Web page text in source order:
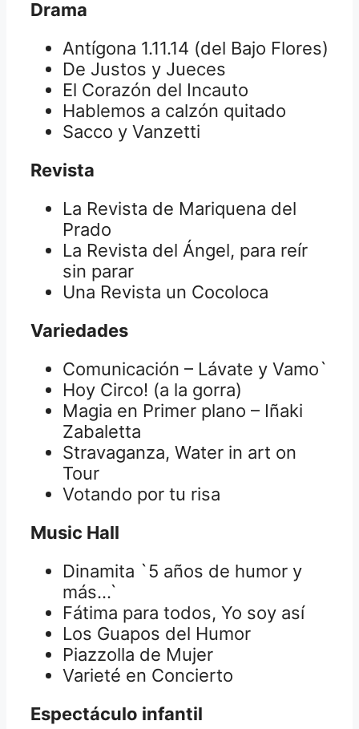
Drama
Antígona 1.11.14 (del Bajo Flores)
De Justos y Jueces
El Corazón del Incauto
Hablemos a calzón quitado
Sacco y Vanzetti
Revista
La Revista de Mariquena del
Prado
La Revista del Ángel, para reír
sin parar
Una Revista un Cocoloca
Variedades
Comunicación – Lávate y Vamo`
Hoy Circo! (a la gorra)
Magia en Primer plano – Iñaki
Zabaletta
Stravaganza, Water in art on
Tour
Votando por tu risa
Music Hall
Dinamita `5 años de humor y
más…`
Fátima para todos, Yo soy así
Los Guapos del Humor
Piazzolla de Mujer
Varieté en Concierto
Espectáculo infantil